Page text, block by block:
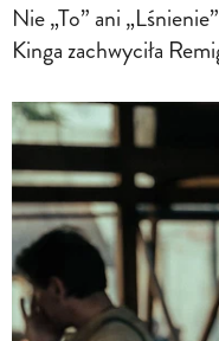
Nie „To” ani
Kinga zachwyciła